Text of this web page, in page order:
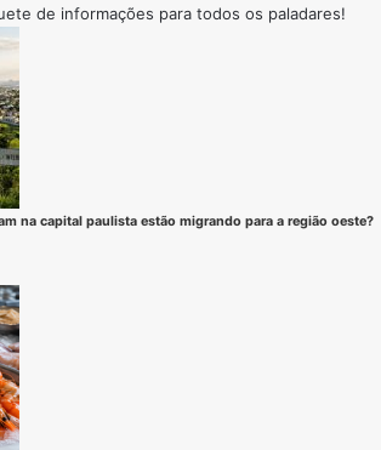
de informações para todos os paladares!
na capital paulista estão migrando para a região oeste?